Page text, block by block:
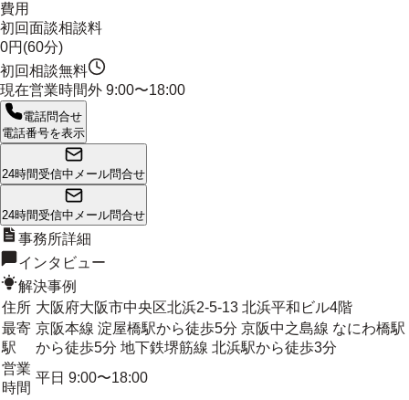
費用
初回面談相談料
0円(60分)
初回相談無料
現在営業時間外 9:00〜18:00
電話問合せ
電話番号を表示
24時間受信中 メール問合せ
24時間受信中 メール問合せ
事務所詳細
インタビュー
解決事例
住所 大阪府大阪市中央区北浜2-5-13 北浜平和ビル4階
最寄
駅
京阪本線 淀屋橋駅から徒歩5分 京阪中之島線 なにわ橋駅
から徒歩5分 地下鉄堺筋線 北浜駅から徒歩3分
営業
時間
平日 9:00〜18:00